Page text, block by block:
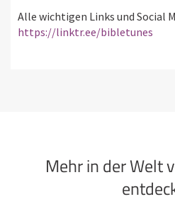
Alle wichtigen Links und Social
https://linktr.ee/bibletunes
Mehr in der Welt